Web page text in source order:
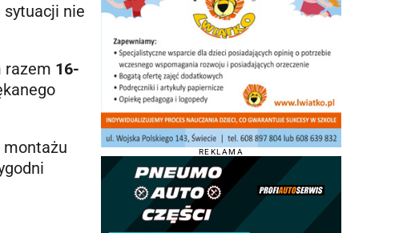
sytuacji nie
razem 16-
montażu
REKLAMA